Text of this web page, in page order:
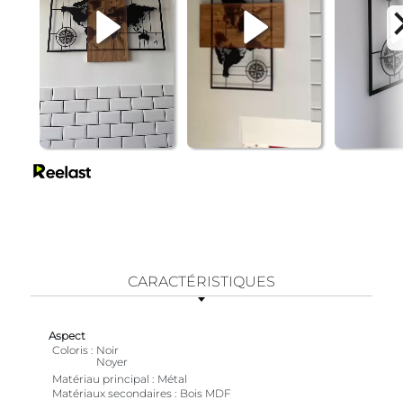
CARACTÉRISTIQUES
Aspect
Coloris
Noir
Noyer
Matériau principal
Métal
Matériaux secondaires
Bois MDF